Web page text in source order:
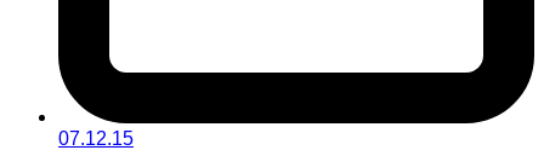
07.12.15